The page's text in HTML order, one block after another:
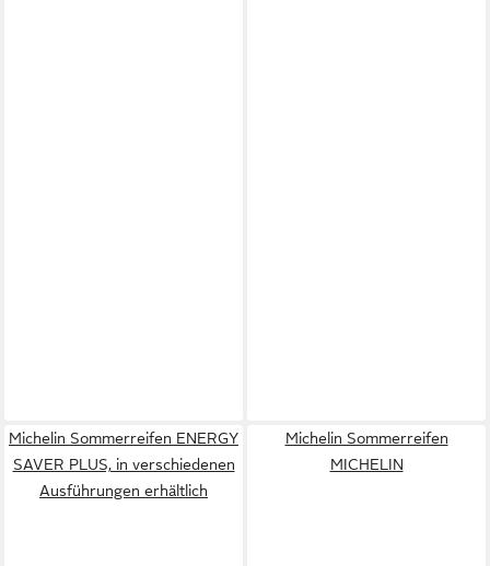
Michelin Sommerreifen ENERGY
SAVER PLUS, in verschiedenen
Ausführungen erhältlich
Michelin Sommerreifen
MICHELIN